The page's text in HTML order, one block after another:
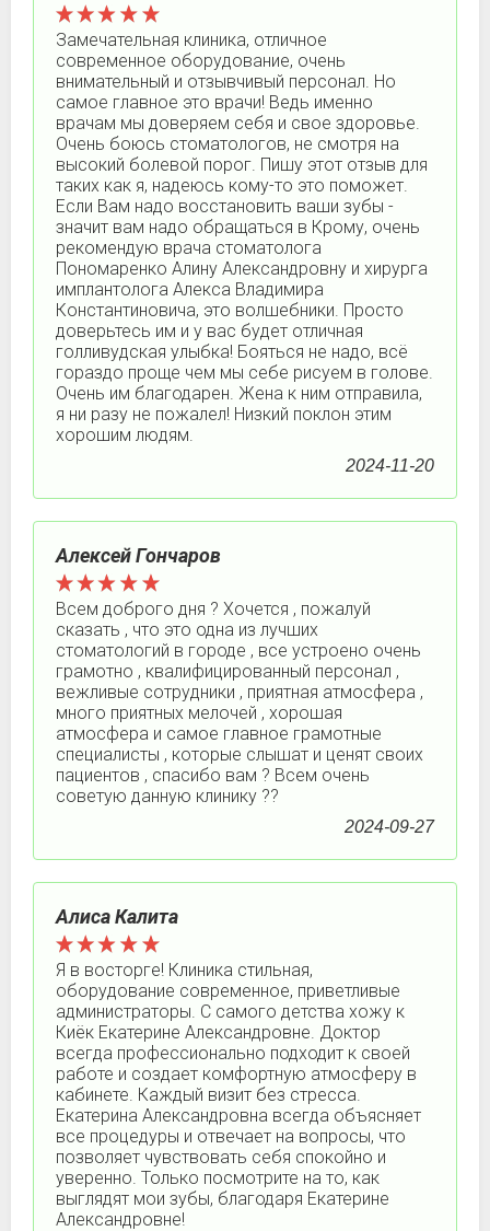
Замечательная клиника, отличное
современное оборудование, очень
внимательный и отзывчивый персонал. Но
самое главное это врачи! Ведь именно
врачам мы доверяем себя и свое здоровье.
Очень боюсь стоматологов, не смотря на
высокий болевой порог. Пишу этот отзыв для
таких как я, надеюсь кому-то это поможет.
Если Вам надо восстановить ваши зубы -
значит вам надо обращаться в Крому, очень
рекомендую врача стоматолога
Пономаренко Алину Александровну и хирурга
имплантолога Алекса Владимира
Константиновича, это волшебники. Просто
доверьтесь им и у вас будет отличная
голливудская улыбка! Бояться не надо, всё
гораздо проще чем мы себе рисуем в голове.
Очень им благодарен. Жена к ним отправила,
я ни разу не пожалел! Низкий поклон этим
хорошим людям.
2024-11-20
Алексей Гончаров
Всем доброго дня ? Хочется , пожалуй
сказать , что это одна из лучших
стоматологий в городе , все устроено очень
грамотно , квалифицированный персонал ,
вежливые сотрудники , приятная атмосфера ,
много приятных мелочей , хорошая
атмосфера и самое главное грамотные
специалисты , которые слышат и ценят своих
пациентов , спасибо вам ? Всем очень
советую данную клинику ??
2024-09-27
Алиса Калита
Я в восторге! Клиника стильная,
оборудование современное, приветливые
администраторы. С самого детства хожу к
Киёк Екатерине Александровне. Доктор
всегда профессионально подходит к своей
работе и создает комфортную атмосферу в
кабинете. Каждый визит без стресса.
Екатерина Александровна всегда объясняет
все процедуры и отвечает на вопросы, что
позволяет чувствовать себя спокойно и
уверенно. Только посмотрите на то, как
выглядят мои зубы, благодаря Екатерине
Александровне!